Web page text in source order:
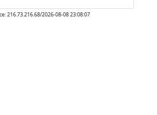
216.73.216.68/2026-08-08 23:08:07